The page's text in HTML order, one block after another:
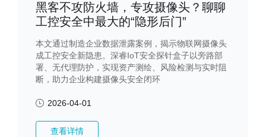
黑客不攻防火墙，专攻摄像头？聊聊
工控安全中最大的“隐形后门”
本文通过制造企业数据泄露案例，揭示物联网摄像头
成工控安全新隐患。深睿IoT安全探针盒子以旁路部
署、无代理防护，实现资产测绘、风险检测与实时阻
断，助力企业构建摄像头安全闭环
2026-04-01
查看详情